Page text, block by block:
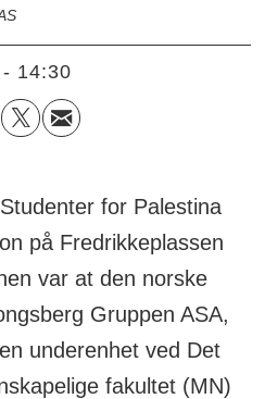
- 14:30
for Palestina
på Fredrikkeplassen
var at den norske
Gruppen ASA,
underenhet ved Det
fakultet (MN)